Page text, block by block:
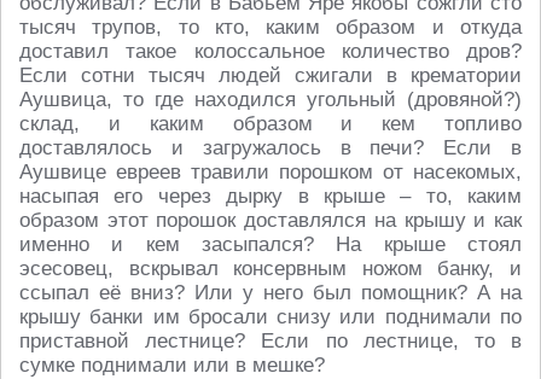
тысяч трупов, то кто, каким образом и откуда
доставил такое колоссальное количество дров?
Если сотни тысяч людей сжигали в крематории
Аушвица, то где находился угольный (дровяной?)
склад, и каким образом и кем топливо
доставлялось и загружалось в печи? Если в
Аушвице евреев травили порошком от насекомых,
насыпая его через дырку в крыше – то, каким
образом этот порошок доставлялся на крышу и как
именно и кем засыпался? На крыше стоял
эсесовец, вскрывал консервным ножом банку, и
ссыпал её вниз? Или у него был помощник? А на
крышу банки им бросали снизу или поднимали по
приставной лестнице? Если по лестнице, то в
сумке поднимали или в мешке?